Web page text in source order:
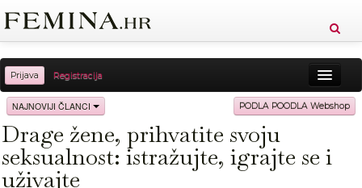
Prijava Registracija
Sreća Zdravlje Vitkost
Moda Ljubav Relax Putovanja
Knjige Cool
NAJNOVIJI ČLANCI PODLA POODLA Webshop
Drage žene, prihvatite svoju
seksualnost: istražujte, igrajte se i
uživajte